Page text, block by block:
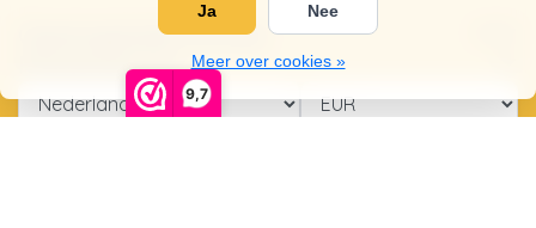
9,7
Ja Nee
Meer over cookies »
OpeningstijdenSocials
Klantenservice